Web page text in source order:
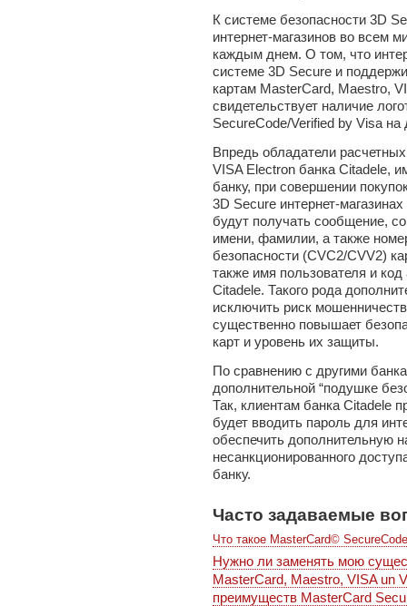
К системе безопасности 3D
интернет-магазинов во всем
каждым днем. О том, что
системе 3D Secure и
картам MasterCard, Maestro,
свидетельствует наличие
SecureCode/Verified by Visa
Впредь обладатели
VISA Electron банка Citadele,
банку, при совершении
3D Secure интернет-
будут получать сообщение,
имени, фамилии, а также
безопасности (CVC2/CVV2)
также имя пользователя и
Citadele. Такого рода
исключить риск
существенно повышает
карт и уровень их защиты.
По сравнению с другими
дополнительной “подушке
Так, клиентам банка Citadele
будет вводить пароль для
обеспечить дополнительную
несанкционированного
банку.
Часто задаваемые
Что такое MasterCard©
Нужно ли заменять мою
MasterCard, Maestro, VISA un
преимуществ MasterCard